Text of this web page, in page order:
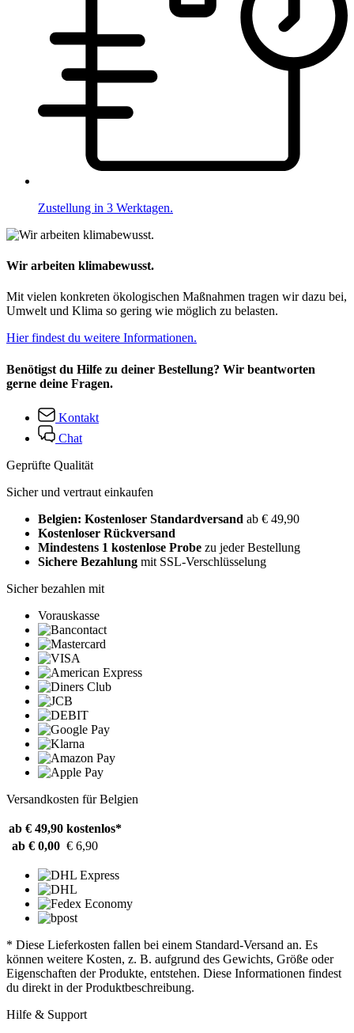
Zustellung in 3 Werktagen.
Wir arbeiten klimabewusst.
Mit vielen konkreten ökologischen Maßnahmen tragen wir dazu bei,
Umwelt und Klima so gering wie möglich zu belasten.
Hier findest du weitere Informationen.
Benötigst du Hilfe zu deiner Bestellung? Wir beantworten
gerne deine Fragen.
Kontakt
Chat
Geprüfte Qualität
Sicher und vertraut einkaufen
Belgien: Kostenloser Standardversand ab € 49,90
Kostenloser Rückversand
Mindestens 1 kostenlose Probe zu jeder Bestellung
Sichere Bezahlung mit SSL-Verschlüsselung
Sicher bezahlen mit
Vorauskasse
Versandkosten für Belgien
ab € 49,90 kostenlos*
ab € 0,00 € 6,90
* Diese Lieferkosten fallen bei einem Standard-Versand an. Es
können weitere Kosten, z. B. aufgrund des Gewichts, Größe oder
Eigenschaften der Produkte, entstehen. Diese Informationen findest
du direkt in der Produktbeschreibung.
Hilfe & Support